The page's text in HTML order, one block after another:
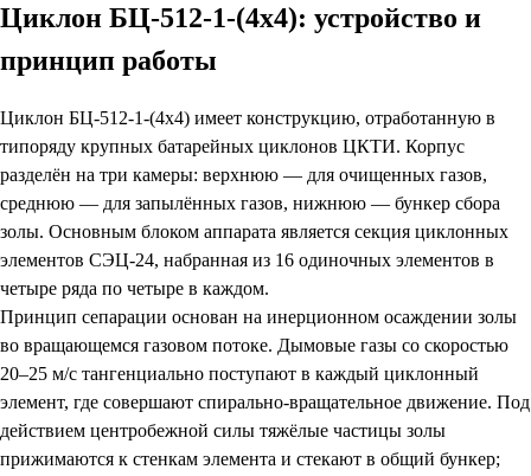
Циклон БЦ-512-1-(4х4): устройство и
принцип работы
Циклон БЦ-512-1-(4х4) имеет конструкцию, отработанную в
типоряду крупных батарейных циклонов ЦКТИ. Корпус
разделён на три камеры: верхнюю — для очищенных газов,
среднюю — для запылённых газов, нижнюю — бункер сбора
золы. Основным блоком аппарата является секция циклонных
элементов СЭЦ-24, набранная из 16 одиночных элементов в
четыре ряда по четыре в каждом.
Принцип сепарации основан на инерционном осаждении золы
во вращающемся газовом потоке. Дымовые газы со скоростью
20–25 м/с тангенциально поступают в каждый циклонный
элемент, где совершают спирально-вращательное движение. Под
действием центробежной силы тяжёлые частицы золы
прижимаются к стенкам элемента и стекают в общий бункер;